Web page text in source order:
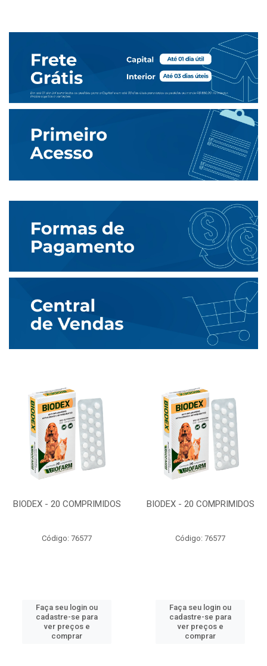
BIODEX - 20 COMPRIMIDOS
Código: 76577
Faça seu login ou
cadastre-se para
ver preços e
comprar
BIODEX - 20 COMPRIMIDOS
Código: 76577
Faça seu login ou
cadastre-se para
ver preços e
comprar